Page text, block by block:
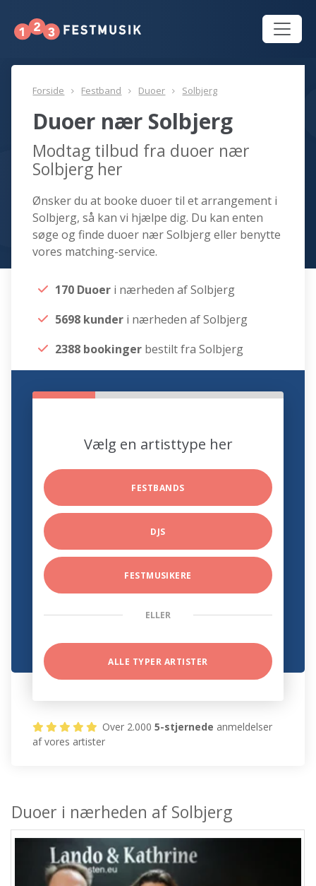
Forside Festband Duoer Solbjerg
Duoer nær Solbjerg
Modtag tilbud fra duoer nær
Solbjerg her
Ønsker du at booke duoer til et arrangement i
Solbjerg, så kan vi hjælpe dig. Du kan enten
søge og finde duoer nær Solbjerg eller benytte
vores matching-service.
170 Duoer i nærheden af Solbjerg
5698 kunder i nærheden af Solbjerg
2388 bookinger bestilt fra Solbjerg
Vælg en artisttype her
FESTBANDS
DJS
FESTMUSIKERE
ELLER
ALLE TYPER ARTISTER
Over 2.0005-stjernede anmeldelser
af vores artister
Duoer i nærheden af Solbjerg